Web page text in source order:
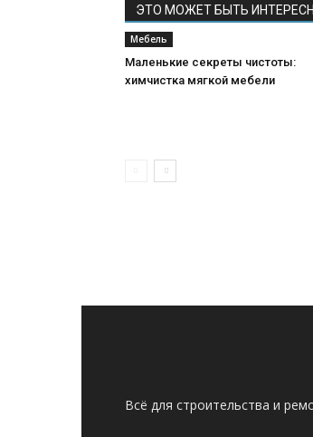
ЭТО МОЖЕТ БЫТЬ
Мебель
Маленькие секреты чистоты:
химчистка мягкой мебели
Всё для строительства и